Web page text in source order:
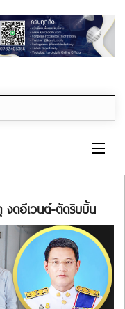
งดอีเวนต์-ตัดริบบิ้น